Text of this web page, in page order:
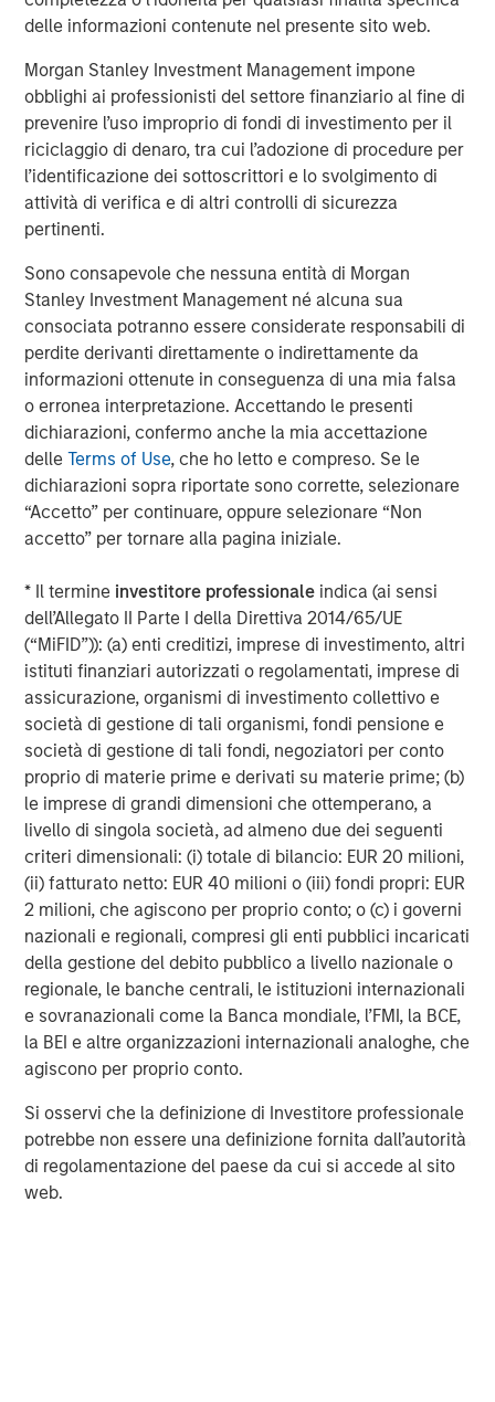
delle informazioni contenute nel presente sito web.
Morgan Stanley Investment Management impone
obblighi ai professionisti del settore finanziario al fine di
prevenire l’uso improprio di fondi di investimento per il
riciclaggio di denaro, tra cui l’adozione di procedure per
l’identificazione dei sottoscrittori e lo svolgimento di
attività di verifica e di altri controlli di sicurezza
pertinenti.
Sono consapevole che nessuna entità di Morgan
Stanley Investment Management né alcuna sua
consociata potranno essere considerate responsabili di
perdite derivanti direttamente o indirettamente da
informazioni ottenute in conseguenza di una mia falsa
o erronea interpretazione. Accettando le presenti
dichiarazioni, confermo anche la mia accettazione
delleTerms of Use, che ho letto e compreso. Se le
dichiarazioni sopra riportate sono corrette, selezionare
“Accetto” per continuare, oppure selezionare “Non
accetto” per tornare alla pagina iniziale.
* Il termine investitore professionale indica (ai sensi
dell’Allegato II Parte I della Direttiva 2014/65/UE
(“MiFID”)): (a) enti creditizi, imprese di investimento, altri
istituti finanziari autorizzati o regolamentati, imprese di
assicurazione, organismi di investimento collettivo e
società di gestione di tali organismi, fondi pensione e
società di gestione di tali fondi, negoziatori per conto
proprio di materie prime e derivati su materie prime; (b)
le imprese di grandi dimensioni che ottemperano, a
livello di singola società, ad almeno due dei seguenti
criteri dimensionali: (i) totale di bilancio: EUR 20 milioni,
(ii) fatturato netto: EUR 40 milioni o (iii) fondi propri: EUR
2 milioni, che agiscono per proprio conto; o (c) i governi
nazionali e regionali, compresi gli enti pubblici incaricati
della gestione del debito pubblico a livello nazionale o
regionale, le banche centrali, le istituzioni internazionali
e sovranazionali come la Banca mondiale, l’FMI, la BCE,
la BEI e altre organizzazioni internazionali analoghe, che
agiscono per proprio conto.
Si osservi che la definizione di Investitore professionale
potrebbe non essere una definizione fornita dall’autorità
di regolamentazione del paese da cui si accede al sito
web.
Debevoise & Plimpton served as legal counsel to MSCP,
and Solomon Partners served as MSCP’s financial
advisor. Carlyle Global Credit acted as sole administrative
agent, bookrunner and arranger on the financing. Harris
Williams served as financial advisor to Fairway.
About Morgan Stanley Capital Partners
Morgan Stanley Capital Partners, part of Morgan Stanley
Investment Management, is a leading middle-market
private equity platform that has invested capital in a
broad spectrum of industries for over three decades.
Morgan Stanley Capital Partners focuses on privately
negotiated equity and equity-related investments
primarily in North America and seeks to create value in
portfolio companies primarily in a series of subsectors in
the business services, consumer, healthcare, education
and industrials markets with an emphasis on driving
significant organic and acquisition growth through an
operationally focused approach. For further information
about Morgan Stanley Capital Partners, please
www.morganstanley.com/im/capitalpartners
About Morgan Stanley Investment Management
Morgan Stanley Investment Management, together with
its investment advisory affiliates, has more than 1,200
investment professionals around the world and $1.4
trillion in assets under management or supervision as of
March 31, 2022. Morgan Stanley Investment Management
strives to provide outstanding long-term investment
performance, service and a comprehensive suite of
investment management solutions to a diverse client
base, which includes governments, institutions,
corporations and individuals worldwide. For further
information about Morgan Stanley Investment
Management, please visitwww.morganstanley.com/im.
About Fairway Lawns
Founded in 1979, Fairway offers a wide range of
residential lawncare services, including weed control and
fertilization, pest control, and tree & shrub maintenance.
Fairway serves the Southeastern United States, operating
out of 16 branches. For more information, please visit the
Company’s website
www.fairwaylawns.com